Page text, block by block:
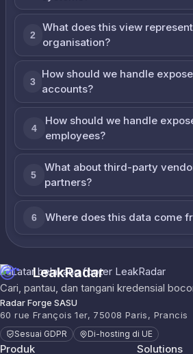
2
What does this view
organisation?
3
How should we handle
accounts?
4
How should we handle
employees?
5
What about third-party
partners?
6 Where does this data come
LeakRadar
Cari, pantau, dan tangani kredensial
Radar Forge SASU
60 rue François 1er, 75008 Paris, Prancis
Sesuai GDPR Di-hosting di UE
Produk Solutions